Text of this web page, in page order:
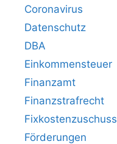
Coronavirus
Datenschutz
DBA
Einkommensteuer
Finanzamt
Finanzstrafrecht
Fixkostenzuschuss
Förderungen